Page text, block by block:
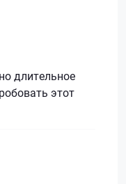
длительное
этот